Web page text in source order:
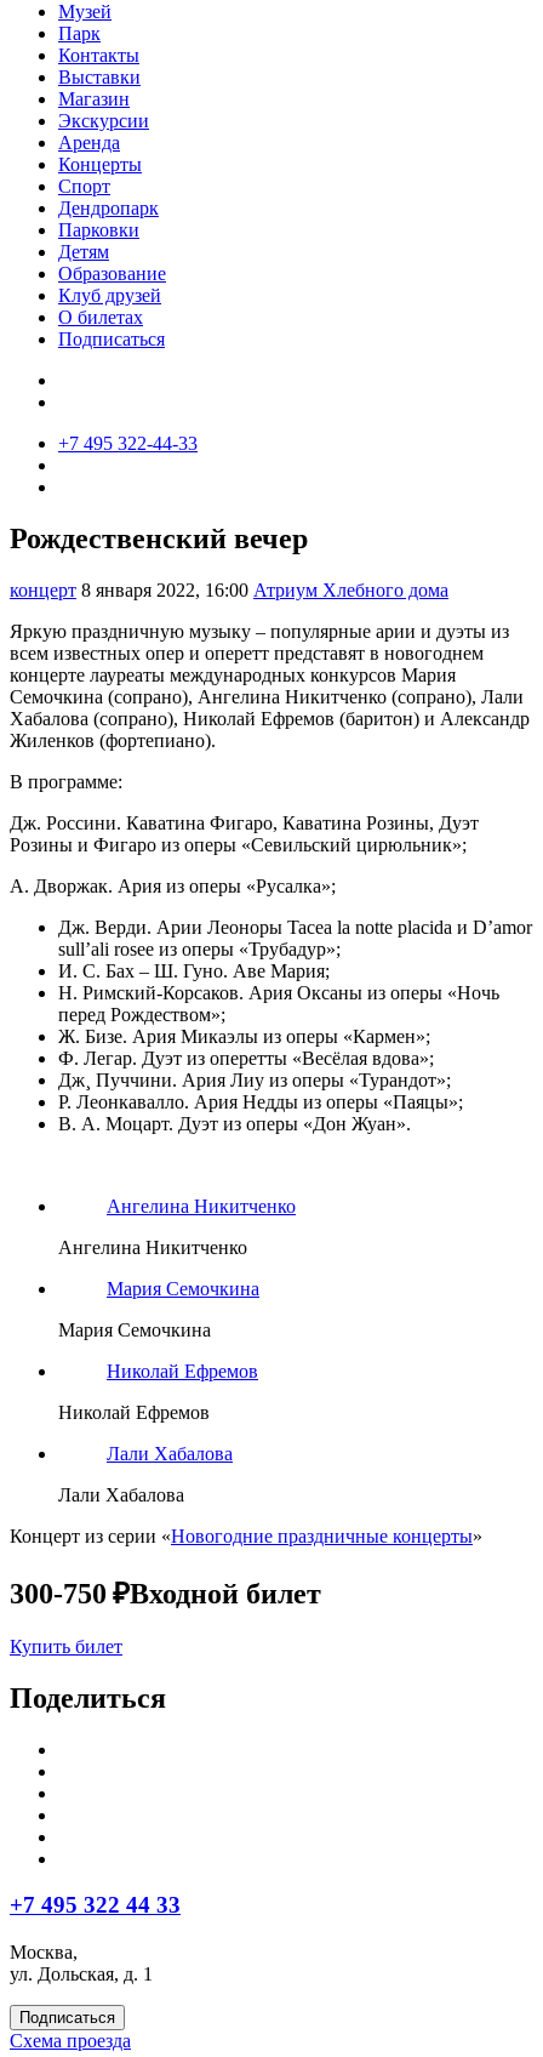
Музей
Парк
Контакты
Выставки
Магазин
Экскурсии
Аренда
Концерты
Спорт
Дендропарк
Парковки
Детям
Образование
Клуб друзей
О билетах
Подписаться
+7 495 322-44-33
Рождественский вечер
концерт 8 января 2022, 16:00 Атриум Хлебного дома
Яркую праздничную музыку – популярные арии и дуэты из
всем известных опер и оперетт представят в новогоднем
концерте лауреаты международных конкурсов Мария
Семочкина (сопрано), Ангелина Никитченко (сопрано), Лали
Хабалова (сопрано), Николай Ефремов (баритон) и Александр
Жиленков (фортепиано).
В программе:
Дж. Россини. Каватина Фигаро, Каватина Розины, Дуэт
Розины и Фигаро из оперы «Севильский цирюльник»;
А. Дворжак. Ария из оперы «Русалка»;
Дж. Верди. Арии Леоноры Tacea la notte placida и D’amor
sull’ali rosee из оперы «Трубадур»;
И. С. Бах – Ш. Гуно. Аве Мария;
Н. Римский-Корсаков. Ария Оксаны из оперы «Ночь
перед Рождеством»;
Ж. Бизе. Ария Микаэлы из оперы «Кармен»;
Ф. Легар. Дуэт из оперетты «Весёлая вдова»;
Дж¸ Пуччини. Ария Лиу из оперы «Турандот»;
Р. Леонкавалло. Ария Недды из оперы «Паяцы»;
В. А. Моцарт. Дуэт из оперы «Дон Жуан».
Ангелина Никитченко
Ангелина Никитченко
Мария Семочкина
Мария Семочкина
Николай Ефремов
Николай Ефремов
Лали Хабалова
Лали Хабалова
Концерт из серии «Новогодние праздничные концерты»
300-750 ₽Входной билет
Купить билет
Поделиться
+7 495 322 44 33
Москва,
ул. Дольская, д. 1
Подписаться
Схема проезда